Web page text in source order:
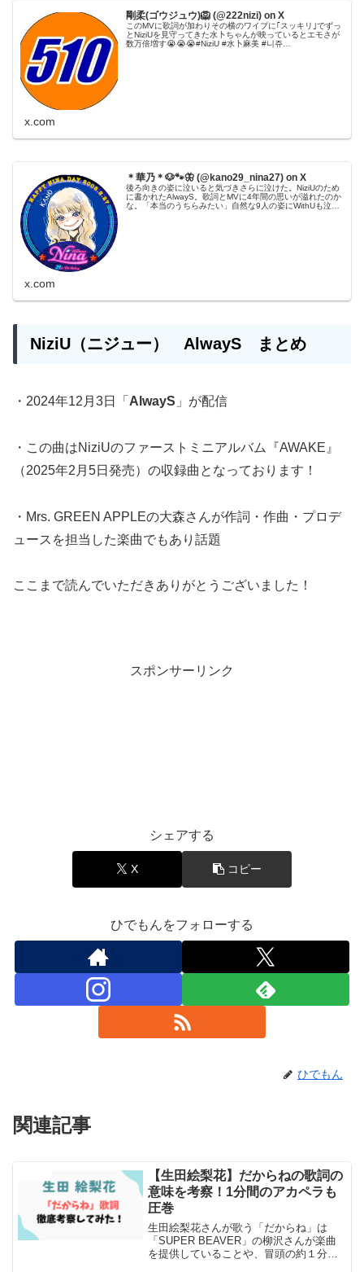
剛柔(ゴウジュウ)🦁 (@222nizi) on X
このMVに歌詞が加わりその横のワイプに｢スッキリ｣でずっ
とNiziUを見守ってきた水卜ちゃんが映っているとエモさが
数万倍増す😭😭😭#NiziU #水卜麻美 #니쥬
x.com
＊華乃＊🐶🐾🦋 (@kano29_nina27) on X
後ろ向きの姿に泣いると気づきさらに泣けた。NiziUのため
に書かれたAlwayS。歌詞とMVに4年間の思いが溢れたのか
な。「本当のうちらみたい」自然な9人の姿にWithUも泣く
x.com
NiziU（ニジュー） AlwayS まとめ
・2024年12月3日「 AlwayS 」が配信
・この曲はNiziUのファーストミニアルバム『AWAKE』
（2025年2月5日発売）の収録曲となっております！
・Mrs. GREEN APPLEの大森さんが作詞・作曲・プロデ
ュースを担当した楽曲でもあり話題
ここまで読んでいただきありがとうございました！
スポンサーリンク
シェアする
X コピー
ひでもんをフォローする
ひでもん
関連記事
【生田絵梨花】だからねの歌詞の
意味を考察！1分間のアカペラも
圧巻
生田絵梨花さんが歌う「だからね」は
「SUPER BEAVER」の柳沢さんが楽曲
を提供していることや、冒頭の約１分間